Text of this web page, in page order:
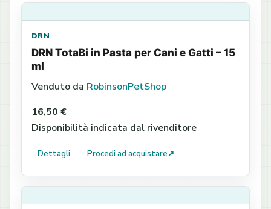
DRN
DRN TotaBi in Pasta per Cani e Gatti – 15
ml
Venduto da RobinsonPetShop
16,50 €
Disponibilità indicata dal rivenditore
Dettagli Procedi ad acquistare↗